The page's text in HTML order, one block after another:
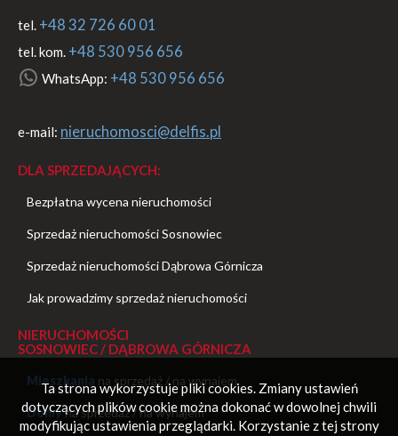
tel. +48 32 726 60 01
tel. kom. +48 530 956 656
WhatsApp: +48 530 956 656
e-mail: nieruchomosci@delfis.pl
DLA SPRZEDAJĄCYCH:
Bezpłatna wycena nieruchomości
Sprzedaż nieruchomości Sosnowiec
Sprzedaż nieruchomości Dąbrowa Górnicza
Jak prowadzimy sprzedaż nieruchomości
NIERUCHOMOŚCI
SOSNOWIEC / DĄBROWA GÓRNICZA
Mieszkania na sprzedaż /na wynajem
Domyna sprzedaż/na wynajem
Ta strona wykorzystuje pliki cookies. Zmiany ustawień
dotyczących plików cookie można dokonać w dowolnej chwili
modyfikując ustawienia przeglądarki. Korzystanie z tej strony